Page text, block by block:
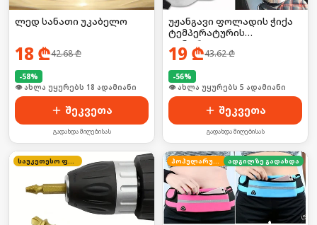
ლედ სანათი უკაბელო
18 ₾42.68₾
-58%
🛒 ბოლო 24სთ-ში იყიდა 24-მა
შეკვეთა
გადახდა მიღებისას
უჟანგავი ფოლადის ჭიქა
ტემპერატურის
კონტროლით
19 ₾43.62₾
-56%
🛒 ბოლო 24სთ-ში იყიდა 7-მა
შეკვეთა
გადახდა მიღებისას
საუკეთესო ფასი პოპულარული ადგილზე გადახდა